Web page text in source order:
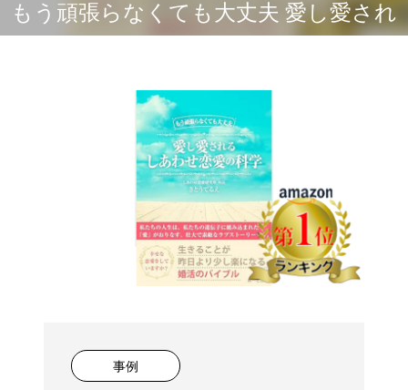
もう頑張らなくても大丈夫 愛し愛され
事例